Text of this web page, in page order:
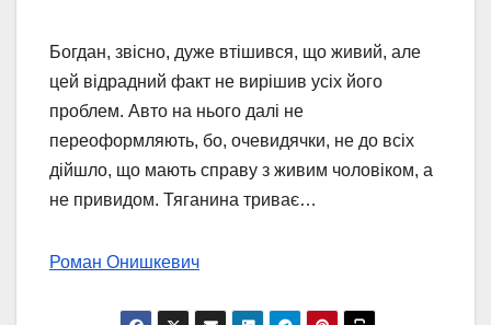
Богдан, звісно, дуже втішився, що живий, але
цей відрадний факт не вирішив усіх його
проблем. Авто на нього далі не
переоформляють, бо, очевидячки, не до всіх
дійшло, що мають справу з живим чоловіком, а
не привидом. Тяганина триває…
Роман Онишкевич